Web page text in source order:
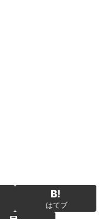
はてブ